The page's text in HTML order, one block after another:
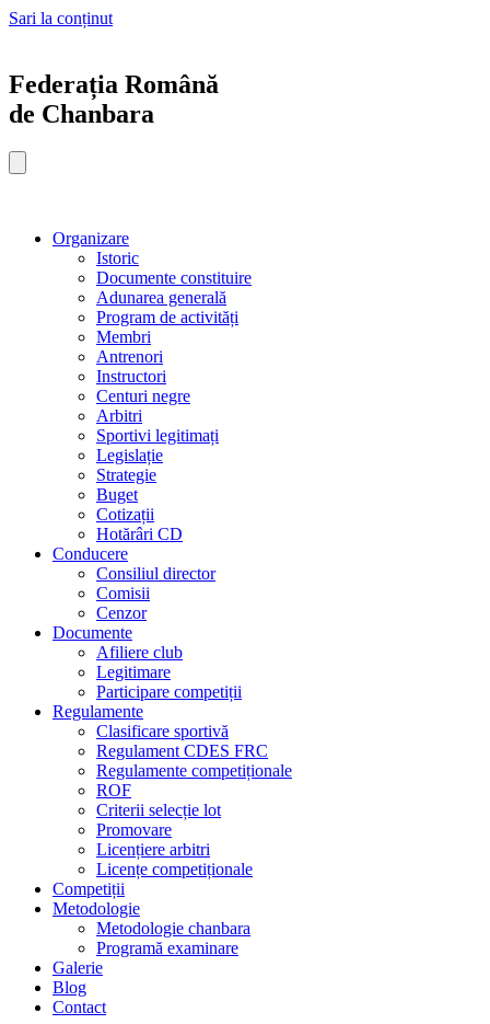
Sari la conținut
Federația Română
de Chanbara
Organizare
Istoric
Documente constituire
Adunarea generală
Program de activități
Membri
Antrenori
Instructori
Centuri negre
Arbitri
Sportivi legitimați
Legislație
Strategie
Buget
Cotizații
Hotărâri CD
Conducere
Consiliul director
Comisii
Cenzor
Documente
Afiliere club
Legitimare
Participare competiții
Regulamente
Clasificare sportivă
Regulament CDES FRC
Regulamente competiționale
ROF
Criterii selecție lot
Promovare
Licențiere arbitri
Licențe competiționale
Competiții
Metodologie
Metodologie chanbara
Programă examinare
Galerie
Blog
Contact